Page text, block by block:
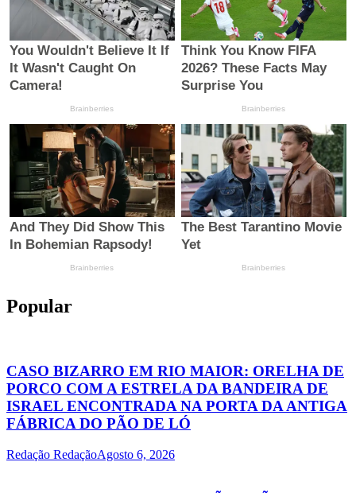
Popular
CASO BIZARRO EM RIO MAIOR: ORELHA DE
PORCO COM A ESTRELA DA BANDEIRA DE
ISRAEL ENCONTRADA NA PORTA DA ANTIGA
FÁBRICA DO PÃO DE LÓ
Redação RedaçãoAgosto 6, 2026